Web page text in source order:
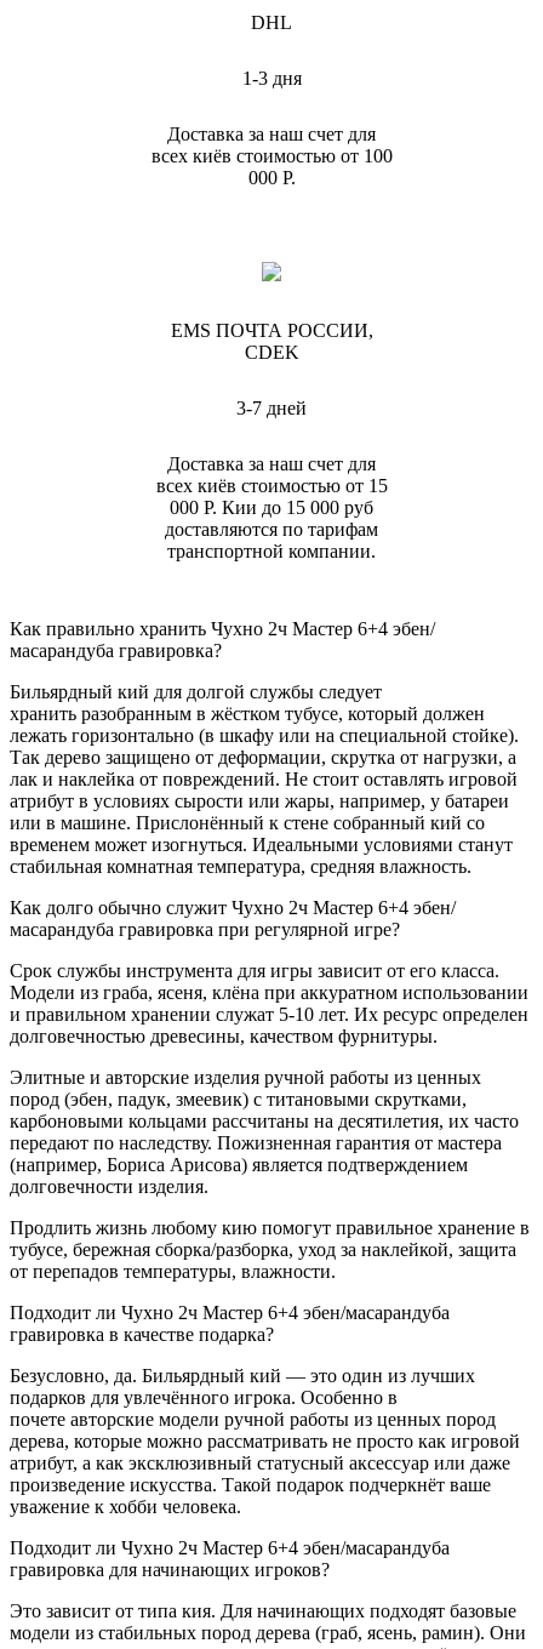
DHL
1-3 дня
Доставка за наш счет для
всех киёв стоимостью от 100
000 Р.
EMS ПОЧТА РОССИИ,
CDEK
3-7 дней
Доставка за наш счет для
всех киёв стоимостью от 15
000 Р. Кии до 15 000 руб
доставляются по тарифам
транспортной компании.
Как правильно хранить Чухно 2ч Мастер 6+4 эбен/
масарандуба гравировка?
Бильярдный кий для долгой службы следует
хранить разобранным в жёстком тубусе, который должен
лежать горизонтально (в шкафу или на специальной стойке).
Так дерево защищено от деформации, скрутка от нагрузки, а
лак и наклейка от повреждений. Не стоит оставлять игровой
атрибут в условиях сырости или жары, например, у батареи
или в машине. Прислонённый к стене собранный кий со
временем может изогнуться. Идеальными условиями станут
стабильная комнатная температура, средняя влажность.
Как долго обычно служит Чухно 2ч Мастер 6+4 эбен/
масарандуба гравировка при регулярной игре?
Срок службы инструмента для игры зависит от его класса.
Модели из граба, ясеня, клёна при аккуратном использовании
и правильном хранении служат 5-10 лет. Их ресурс определен
долговечностью древесины, качеством фурнитуры.
Элитные и авторские изделия ручной работы из ценных
пород (эбен, падук, змеевик) с титановыми скрутками,
карбоновыми кольцами рассчитаны на десятилетия, их часто
передают по наследству. Пожизненная гарантия от мастера
(например, Бориса Арисова) является подтверждением
долговечности изделия.
Продлить жизнь любому кию помогут правильное хранение в
тубусе, бережная сборка/разборка, уход за наклейкой, защита
от перепадов температуры, влажности.
Подходит ли Чухно 2ч Мастер 6+4 эбен/масарандуба
гравировка в качестве подарка?
Безусловно, да. Бильярдный кий — это один из лучших
подарков для увлечённого игрока. Особенно в
почете авторские модели ручной работы из ценных пород
дерева, которые можно рассматривать не просто как игровой
атрибут, а как эксклюзивный статусный аксессуар или даже
произведение искусства. Такой подарок подчеркнёт ваше
уважение к хобби человека.
Подходит ли Чухно 2ч Мастер 6+4 эбен/масарандуба
гравировка для начинающих игроков?
Это зависит от типа кия. Для начинающих подходят базовые
модели из стабильных пород дерева (граб, ясень, рамин). Они